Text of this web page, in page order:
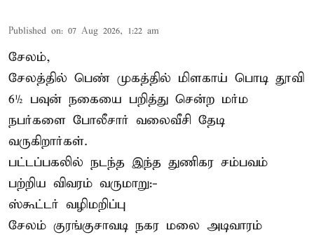
Published on: 07 Aug 2026, 1:22 am
சேலம்,
சேலத்தில் பெண் முகத்தில் மிளகாய் பொடி தூவி
6½ பவுன் நகையை பறித்து சென்ற மர்ம
நபர்களை போலீசார் வலைவீசி தேடி
வருகிறார்கள்.
பட்டப்பகலில் நடந்த இந்த துணிகர சம்பவம்
பற்றிய விவரம் வருமாறு:-
ஸ்கூட்டர் வழிமறிப்பு
சேலம் குரங்குசாவடி நகர மலை அடிவாரம்